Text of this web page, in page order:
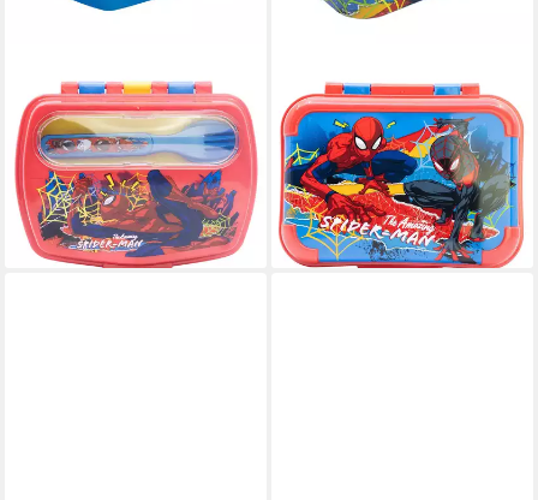
Lunchbox Marvel Spiderman
4 tlg Kinder Set Brotdose
Trinkflasche 400 ml Besteck,
(Spar-Set, 4-tlg., Spar-Set)
17,90 €
lieferbar - in 4-5 Werktagen bei dir
Lunchbox Marvel Spiderman
2 teiliges Kinder Set Brotdose
Trinkflasche 475 ml, (2-tlg.,
Spar-Set)
18,90 €
lieferbar - in 4-5 Werktagen bei dir